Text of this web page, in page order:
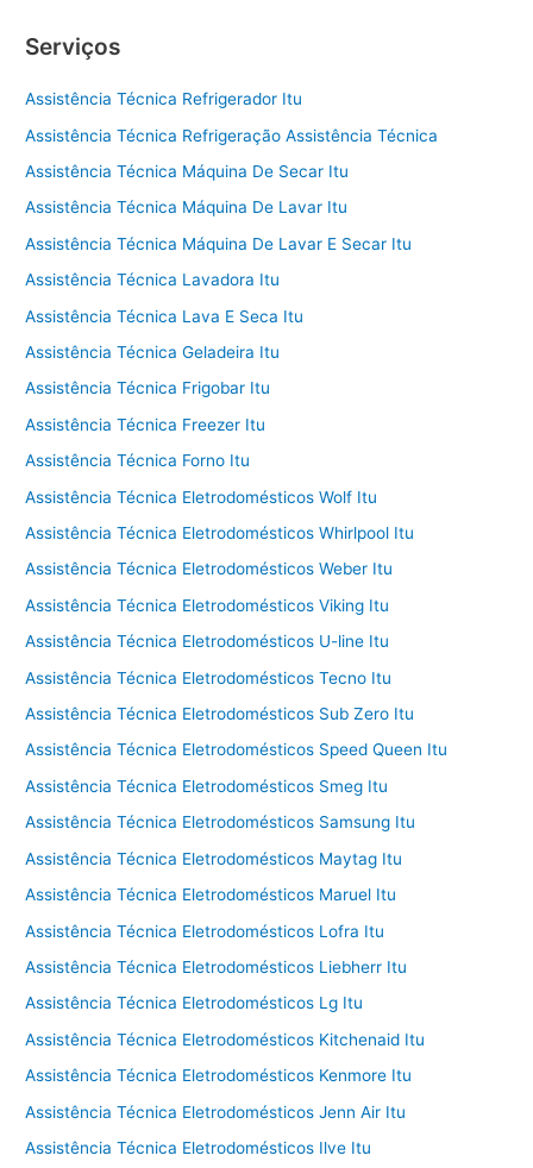
Serviços
Assistência Técnica Refrigerador Itu
Assistência Técnica Refrigeração Assistência Técnica
Assistência Técnica Máquina De Secar Itu
Assistência Técnica Máquina De Lavar Itu
Assistência Técnica Máquina De Lavar E Secar Itu
Assistência Técnica Lavadora Itu
Assistência Técnica Lava E Seca Itu
Assistência Técnica Geladeira Itu
Assistência Técnica Frigobar Itu
Assistência Técnica Freezer Itu
Assistência Técnica Forno Itu
Assistência Técnica Eletrodomésticos Wolf Itu
Assistência Técnica Eletrodomésticos Whirlpool Itu
Assistência Técnica Eletrodomésticos Weber Itu
Assistência Técnica Eletrodomésticos Viking Itu
Assistência Técnica Eletrodomésticos U-line Itu
Assistência Técnica Eletrodomésticos Tecno Itu
Assistência Técnica Eletrodomésticos Sub Zero Itu
Assistência Técnica Eletrodomésticos Speed Queen Itu
Assistência Técnica Eletrodomésticos Smeg Itu
Assistência Técnica Eletrodomésticos Samsung Itu
Assistência Técnica Eletrodomésticos Maytag Itu
Assistência Técnica Eletrodomésticos Maruel Itu
Assistência Técnica Eletrodomésticos Lofra Itu
Assistência Técnica Eletrodomésticos Liebherr Itu
Assistência Técnica Eletrodomésticos Lg Itu
Assistência Técnica Eletrodomésticos Kitchenaid Itu
Assistência Técnica Eletrodomésticos Kenmore Itu
Assistência Técnica Eletrodomésticos Jenn Air Itu
Assistência Técnica Eletrodomésticos Ilve Itu